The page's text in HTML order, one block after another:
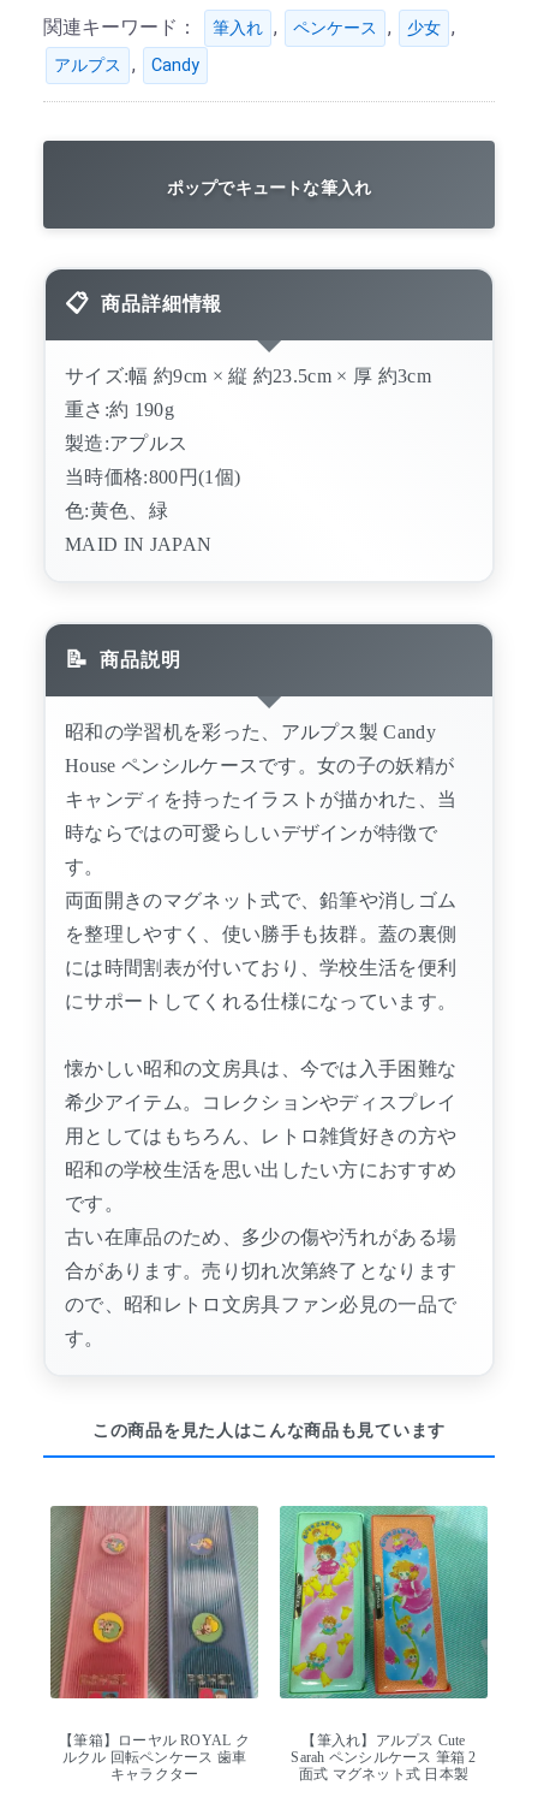
関連キーワード： 筆入れ , ペンケース , 少女 ,
アルプス , Candy
ポップでキュートな筆入れ
商品詳細情報
サイズ:幅 約9cm × 縦 約23.5cm × 厚 約3cm
重さ:約 190g
製造:アプルス
当時価格:800円(1個)
色:黄色、緑
MAID IN JAPAN
商品説明
昭和の学習机を彩った、アルプス製 Candy
House ペンシルケースです。女の子の妖精が
キャンディを持ったイラストが描かれた、当
時ならではの可愛らしいデザインが特徴で
す。
両面開きのマグネット式で、鉛筆や消しゴム
を整理しやすく、使い勝手も抜群。蓋の裏側
には時間割表が付いており、学校生活を便利
にサポートしてくれる仕様になっています。
懐かしい昭和の文房具は、今では入手困難な
希少アイテム。コレクションやディスプレイ
用としてはもちろん、レトロ雑貨好きの方や
昭和の学校生活を思い出したい方におすすめ
です。
古い在庫品のため、多少の傷や汚れがある場
合があります。売り切れ次第終了となります
ので、昭和レトロ文房具ファン必見の一品で
す。
この商品を見た人はこんな商品も見ています
【筆箱】ローヤル ROYAL ク
ルクル 回転ペンケース 歯車
キャラクター
【筆入れ】アルプス Cute
Sarah ペンシルケース 筆箱 2
面式 マグネット式 日本製